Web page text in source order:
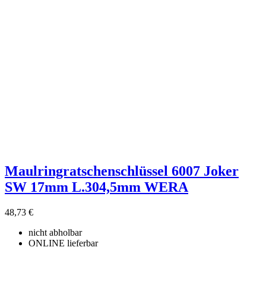
Maulringratschenschlüssel 6007 Joker
SW 17mm L.304,5mm WERA
48,73 €
nicht abholbar
ONLINE lieferbar